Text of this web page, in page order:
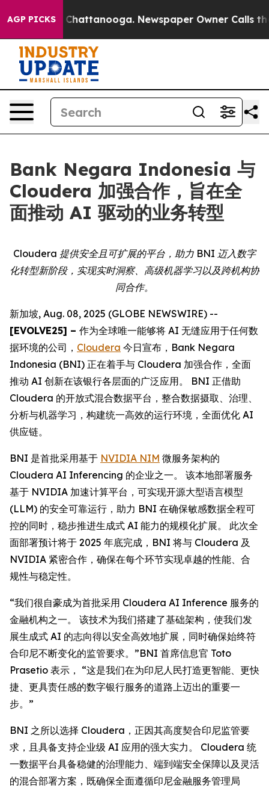
AGP PICKSin Chattanooga. Newspaper Owner Calls the
Bank Negara Indonesia 与
Cloudera 加强合作，旨在全
面推动 AI 驱动的业务转型
Cloudera 提供安全且可扩展的平台，助力 BNI 迈入数字
化转型新阶段，实现实时洞察、高级机器学习以及跨机构协
同合作。
新加坡, Aug. 08, 2025 (GLOBE NEWSWIRE) --
[EVOLVE25] – 作为全球唯一能够将 AI 无缝应用于任何数
据环境的公司， Cloudera 今日宣布，Bank Negara
Indonesia (BNI) 正在着手与 Cloudera 加强合作，全面
推动 AI 创新在该银行各层面的广泛应用。 BNI 正借助
Cloudera 的开放式混合数据平台，整合数据摄取、治理、
分析与机器学习，构建统一高效的运行环境，全面优化 AI
供应链。
BNI 是首批采用基于 NVIDIA NIM 微服务架构的
Cloudera AI Inferencing 的企业之一。 该本地部署服务
基于 NVIDIA 加速计算平台，可实现开源大型语言模型
(LLM) 的安全可靠运行，助力 BNI 在确保敏感数据全程可
控的同时，稳步推进生成式 AI 能力的规模化扩展。 此次全
面部署预计将于 2025 年底完成，BNI 将与 Cloudera 及
NVIDIA 紧密合作，确保在每个环节实现卓越的性能、合
规性与稳定性。
“我们很自豪成为首批采用 Cloudera AI Inference 服务的
金融机构之一。 该技术为我们搭建了基础架构，使我们发
展生成式 AI 的志向得以安全高效地扩展，同时确保始终符
合印尼不断变化的监管要求。”BNI 首席信息官 Toto
Prasetio 表示， “这是我们在为印尼人民打造更智能、更快
捷、更具责任感的数字银行服务的道路上迈出的重要一
步。”
BNI 之所以选择 Cloudera，正因其高度契合印尼监管要
求，且具备支持企业级 AI 应用的强大实力。 Cloudera 统
一数据平台具备稳健的治理能力、端到端安全保障以及灵活
的混合部署方案，既确保全面遵循印尼金融服务管理局